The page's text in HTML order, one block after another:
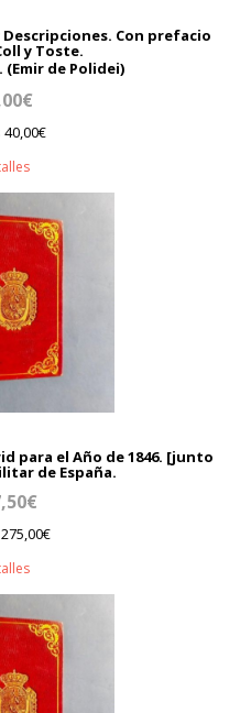
Con prefacio
y Toste.
de Polidei)
para el Año de 1846. [junto
de España.